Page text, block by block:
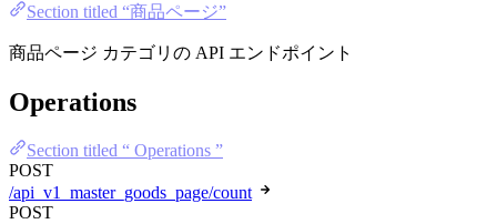
Section titled “商品ページ”
商品ページ カテゴリの API エンドポイント
Operations
Section titled “ Operations ”
POST
/api_v1_master_goods_page/count
POST